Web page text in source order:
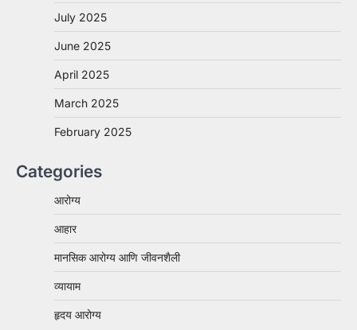
July 2025
June 2025
April 2025
March 2025
February 2025
Categories
आरोग्य
आहार
मानसिक आरोग्य आणि जीवनशैली
व्यायाम
हृदय आरोग्य